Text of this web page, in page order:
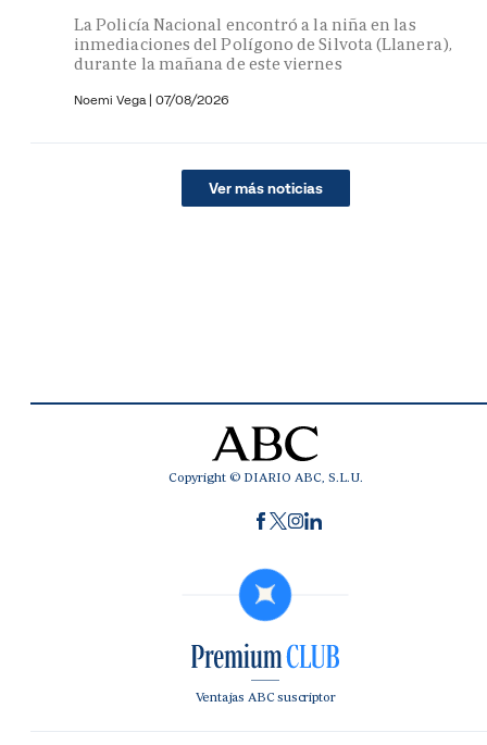
La Policía Nacional encontró a la niña en las
inmediaciones del Polígono de Silvota (Llanera),
durante la mañana de este viernes
Noemi Vega | 07/08/2026
Ver más noticias
Copyright © DIARIO ABC, S.L.U.
Ventajas ABC suscriptor